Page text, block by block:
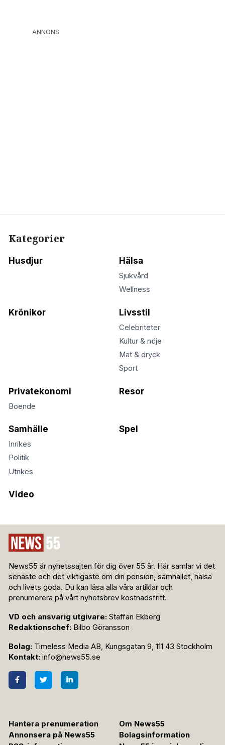
ANNONS
Kategorier
Husdjur Hälsa
Sjukvård
Wellness
Krönikor Livsstil
Celebriteter
Kultur & nöje
Mat & dryck
Sport
Privatekonomi
Boende
Resor
Samhälle
Inrikes
Politik
Utrikes
Spel
Video
News55 är nyhetssajten för dig över 55 år. Här samlar vi det
senaste och det viktigaste om din pension, samhället, hälsa
och livets goda. Du kan läsa alla våra artiklar och
prenumerera på vårt nyhetsbrev kostnadsfritt.
VD och ansvarig utgivare: Staffan Ekberg
Redaktionschef: Bilbo Göransson
Bolag: Timeless Media AB, Kungsgatan 9, 111 43 Stockholm
Kontakt: info@news55.se
Hantera prenumeration
Om News55
Annonsera på News55
Bolagsinformation